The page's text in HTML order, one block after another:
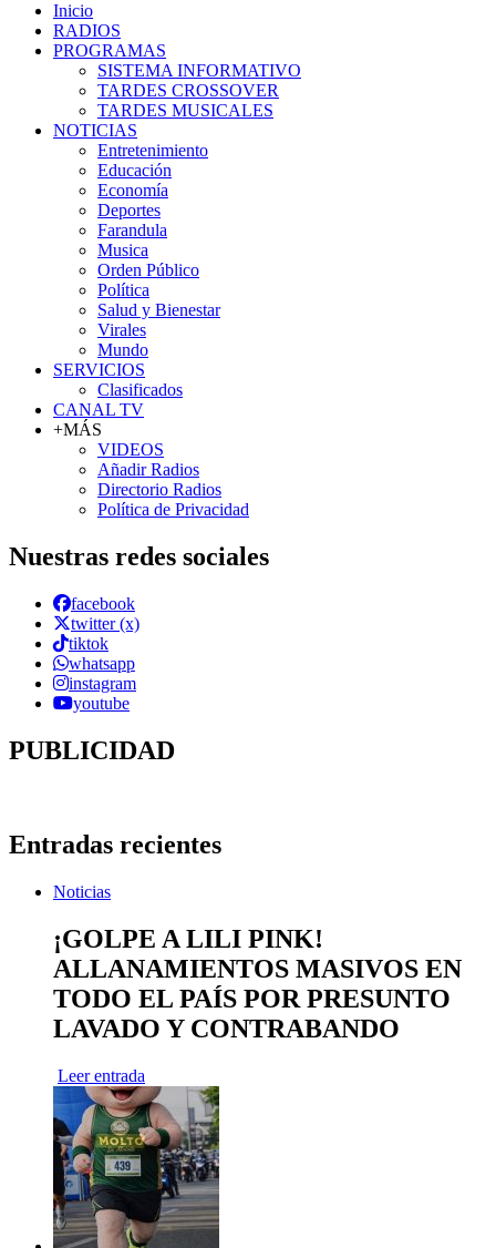
Inicio
RADIOS
PROGRAMAS
SISTEMA INFORMATIVO
TARDES CROSSOVER
TARDES MUSICALES
NOTICIAS
Entretenimiento
Educación
Economía
Deportes
Farandula
Musica
Orden Público
Política
Salud y Bienestar
Virales
Mundo
SERVICIOS
Clasificados
CANAL TV
+MÁS
VIDEOS
Añadir Radios
Directorio Radios
Política de Privacidad
Nuestras redes sociales
facebook
twitter (x)
tiktok
whatsapp
instagram
youtube
PUBLICIDAD
Entradas recientes
Noticias
¡GOLPE A LILI PINK!
ALLANAMIENTOS MASIVOS EN
TODO EL PAÍS POR PRESUNTO
LAVADO Y CONTRABANDO
Leer entrada